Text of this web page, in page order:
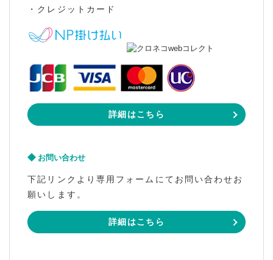
・クレジットカード
詳細はこちら
お問い合わせ
下記リンクより専用フォームにてお問い合わせお
願いします。
詳細はこちら